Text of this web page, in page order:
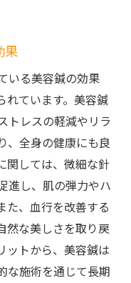
果
いる美容鍼の効果
れています。美容鍼
トレスの軽減やリラ
、全身の健康にも良
関しては、微細な針
進し、肌の弾力やハ
た、血行を改善する
然な美しさを取り戻
ットから、美容鍼は
な施術を通じて長期